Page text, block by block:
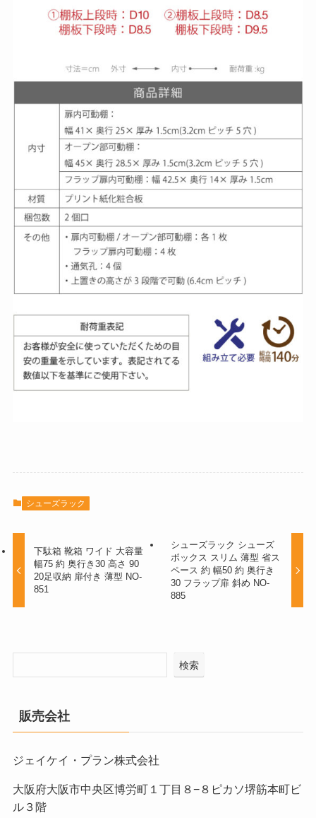
シューズラック
下駄箱 靴箱 ワイド 大容量
幅75 約 奥行き30 高さ 90
20足収納 扉付き 薄型 NO-
851
シューズラック シューズ
ボックス スリム 薄型 省ス
ペース 約 幅50 約 奥行き
30 フラップ扉 斜め NO-
885
検索
販売会社
ジェイケイ・プラン株式会社
大阪府大阪市中央区博労町１丁目８−８ピカソ堺筋本町ビ
ル３階